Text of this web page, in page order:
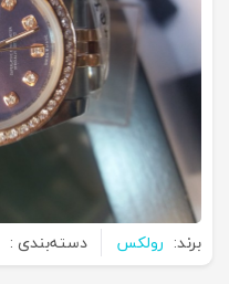
برند: رولکس دسته‌بندی :